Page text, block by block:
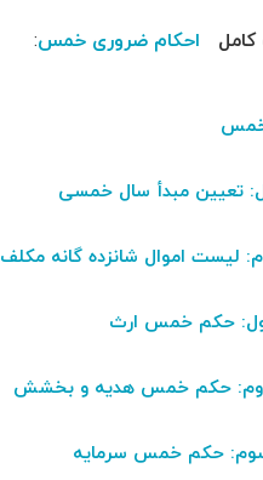
احکام ضروری خمس:
خمس
: تعیین مبدأ سال خمسی
: لیست اموال شانزده گانه مکلف
حکم خمس ارث
حکم خمس هدیه و بخشش
حکم خمس سرمایه